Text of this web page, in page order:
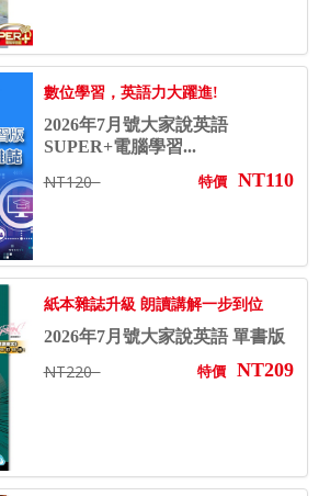
數位學習，英語力大躍進!
2026年7月號大家說英語
SUPER+電腦學習...
NT120 特價 NT110
紙本雜誌升級 朗讀講解一步到位
2026年7月號大家說英語 單書版
NT220 特價 NT209